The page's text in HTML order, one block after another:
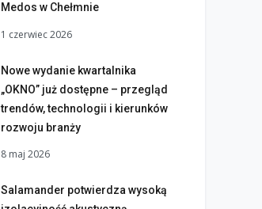
Medos w Chełmnie
1 czerwiec 2026
Nowe wydanie kwartalnika
„OKNO” już dostępne – przegląd
trendów, technologii i kierunków
rozwoju branży
8 maj 2026
Salamander potwierdza wysoką